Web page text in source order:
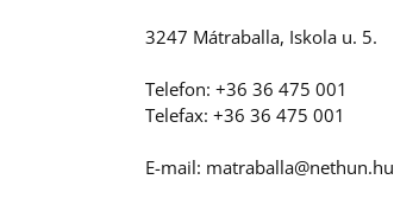
3247 Mátraballa, Iskola u. 5.
Telefon: +36 36 475 001
Telefax: +36 36 475 001
E-mail: matraballa@nethun.hu